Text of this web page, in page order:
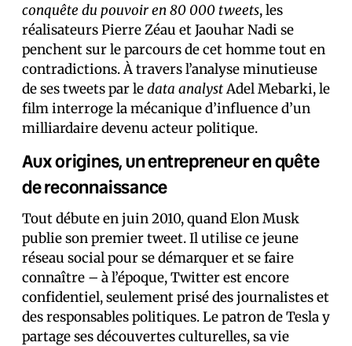
conquête du pouvoir en 80 000 tweets, les
réalisateurs Pierre Zéau et Jaouhar Nadi se
penchent sur le parcours de cet homme tout en
contradictions. À travers l’analyse minutieuse
de ses tweets par ledata analystAdel Mebarki, le
film interroge la mécanique d’influence d’un
milliardaire devenu acteur politique.
Aux origines, un entrepreneur en quête
de reconnaissance
Tout débute en juin 2010, quand Elon Musk
publie son premier tweet. Il utilise ce jeune
réseau social pour se démarquer et se faire
connaître – à l’époque, Twitter est encore
confidentiel, seulement prisé des journalistes et
des responsables politiques. Le patron de Tesla y
partage ses découvertes culturelles, sa vie